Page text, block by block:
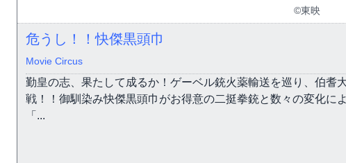
©東映
危うし！！快傑黒頭巾
Movie Circus
勤皇の志、果たして成るか！ゲーベル銃火薬輸送を巡り、伯耆
戦！！御馴染み快傑黒頭巾がお得意の二挺拳銃と数々の変化に
「...